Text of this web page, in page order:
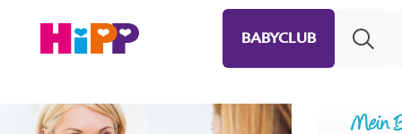
BABYCLUB